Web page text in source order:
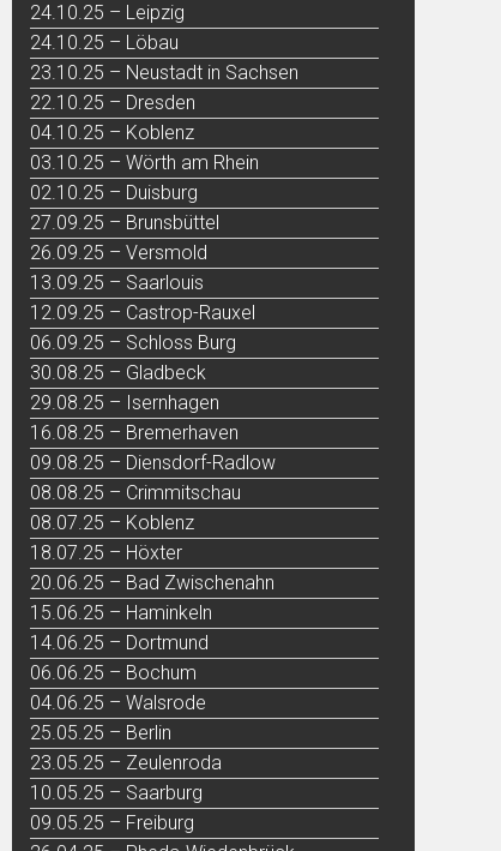
24.10.25 – Leipzig
24.10.25 – Löbau
23.10.25 – Neustadt in Sachsen
22.10.25 – Dresden
04.10.25 – Koblenz
03.10.25 – Wörth am Rhein
02.10.25 – Duisburg
27.09.25 – Brunsbüttel
26.09.25 – Versmold
13.09.25 – Saarlouis
12.09.25 – Castrop-Rauxel
06.09.25 – Schloss Burg
30.08.25 – Gladbeck
29.08.25 – Isernhagen
16.08.25 – Bremerhaven
09.08.25 – Diensdorf-Radlow
08.08.25 – Crimmitschau
08.07.25 – Koblenz
18.07.25 – Höxter
20.06.25 – Bad Zwischenahn
15.06.25 – Haminkeln
14.06.25 – Dortmund
06.06.25 – Bochum
04.06.25 – Walsrode
25.05.25 – Berlin
23.05.25 – Zeulenroda
10.05.25 – Saarburg
09.05.25 – Freiburg